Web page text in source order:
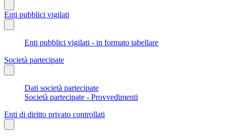
Enti pubblici vigilati
Enti pubblici vigilati - in formato tabellare
Società partecipate
Dati società partecipate
Società partecipate - Provvedimenti
Enti di diritto privato controllati